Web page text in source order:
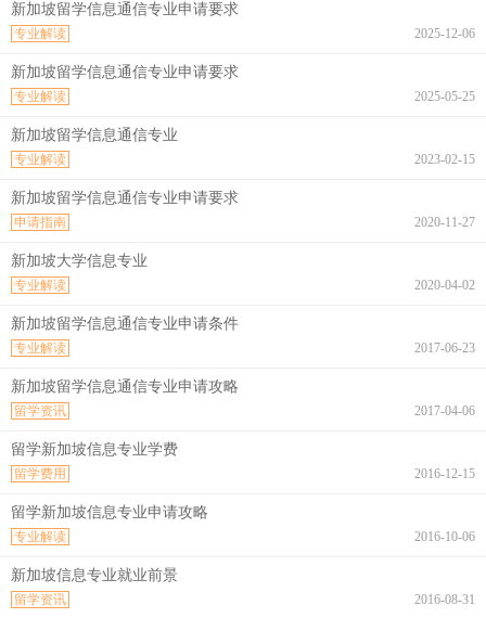
新加坡留学信息通信专业申请要求
2025-12-06
专业解读
新加坡留学信息通信专业申请要求
2025-05-25
专业解读
新加坡留学信息通信专业
2023-02-15
专业解读
新加坡留学信息通信专业申请要求
2020-11-27
申请指南
新加坡大学信息专业
2020-04-02
专业解读
新加坡留学信息通信专业申请条件
2017-06-23
专业解读
新加坡留学信息通信专业申请攻略
2017-04-06
留学资讯
留学新加坡信息专业学费
2016-12-15
留学费用
留学新加坡信息专业申请攻略
2016-10-06
专业解读
新加坡信息专业就业前景
2016-08-31
留学资讯